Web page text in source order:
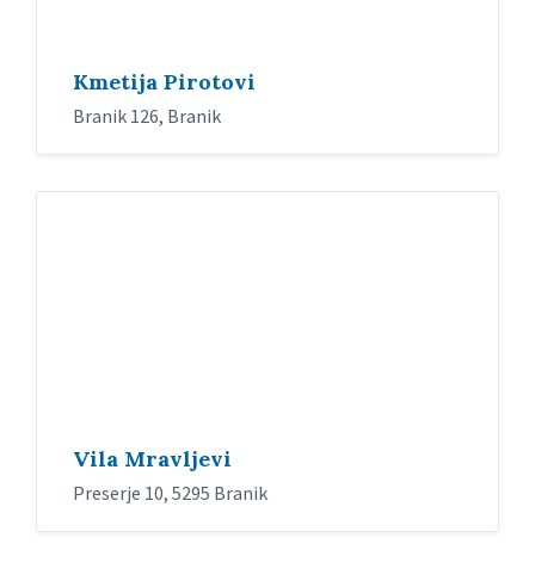
Kmetija Pirotovi
Branik 126, Branik
Vila Mravljevi
Preserje 10, 5295 Branik